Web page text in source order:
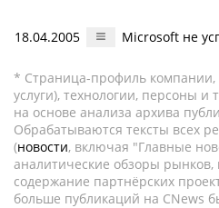
18.04.2005 Microsoft не
* Страница-профиль компании,
услуги), технологии, персоны и
на основе анализа архива
Обрабатываются тексты всех
(новости, включая "Главные
аналитические обзоры рынков,
содержание партнёрских
больше публикаций на CNews